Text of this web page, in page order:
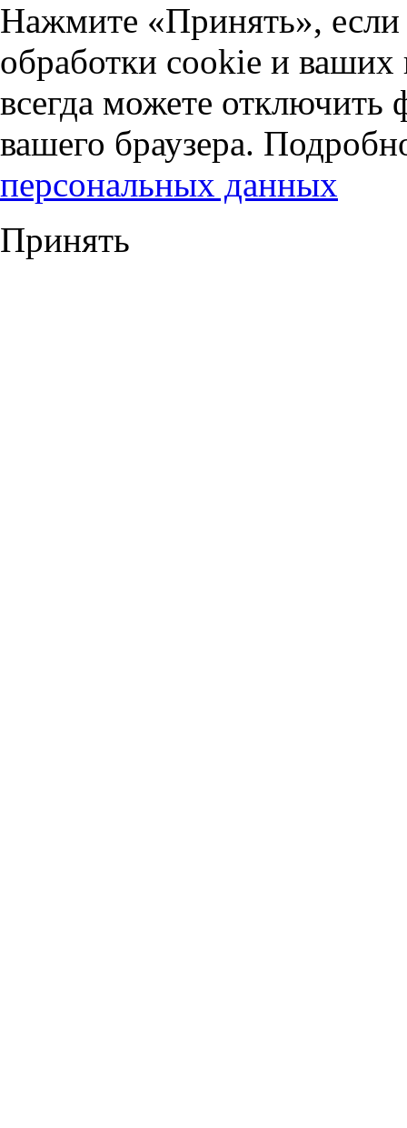
Нажмите «Принять», если
обработки cookie и
всегда можете отключить
вашего браузера.
персональных данных
Принять